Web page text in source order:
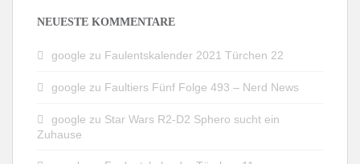
NEUESTE KOMMENTARE
google zu Faulentskalender 2021 Türchen 22
google zu Faultiers Fünf Folge 493 – Nerd News
google zu Star Wars R2-D2 Sphero sucht ein
Zuhause